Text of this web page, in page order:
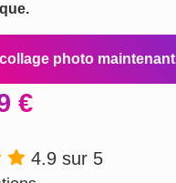
photo maintenant
€
4.9 sur 5